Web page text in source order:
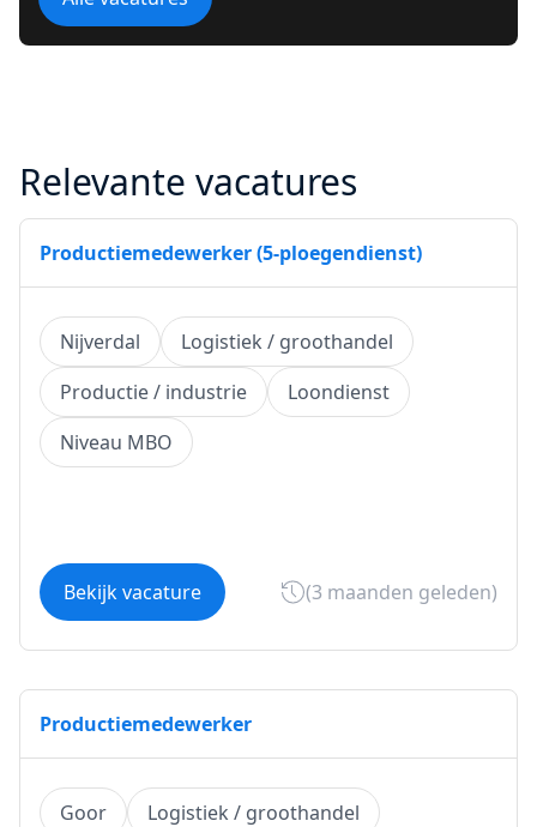
Relevante vacatures
Productiemedewerker (5-ploegendienst)
Nijverdal
Logistiek / groothandel
Productie / industrie
Loondienst
Niveau MBO
Bekijk vacature (3 maanden geleden)
Productiemedewerker
Goor
Logistiek / groothandel